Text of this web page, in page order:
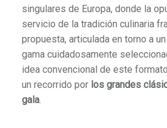
singulares de Europa, donde la
servicio de la tradición culinaria
propuesta, articulada en torno a
gama cuidadosamente
idea convencional de este
un recorrido por los grandes
gala.